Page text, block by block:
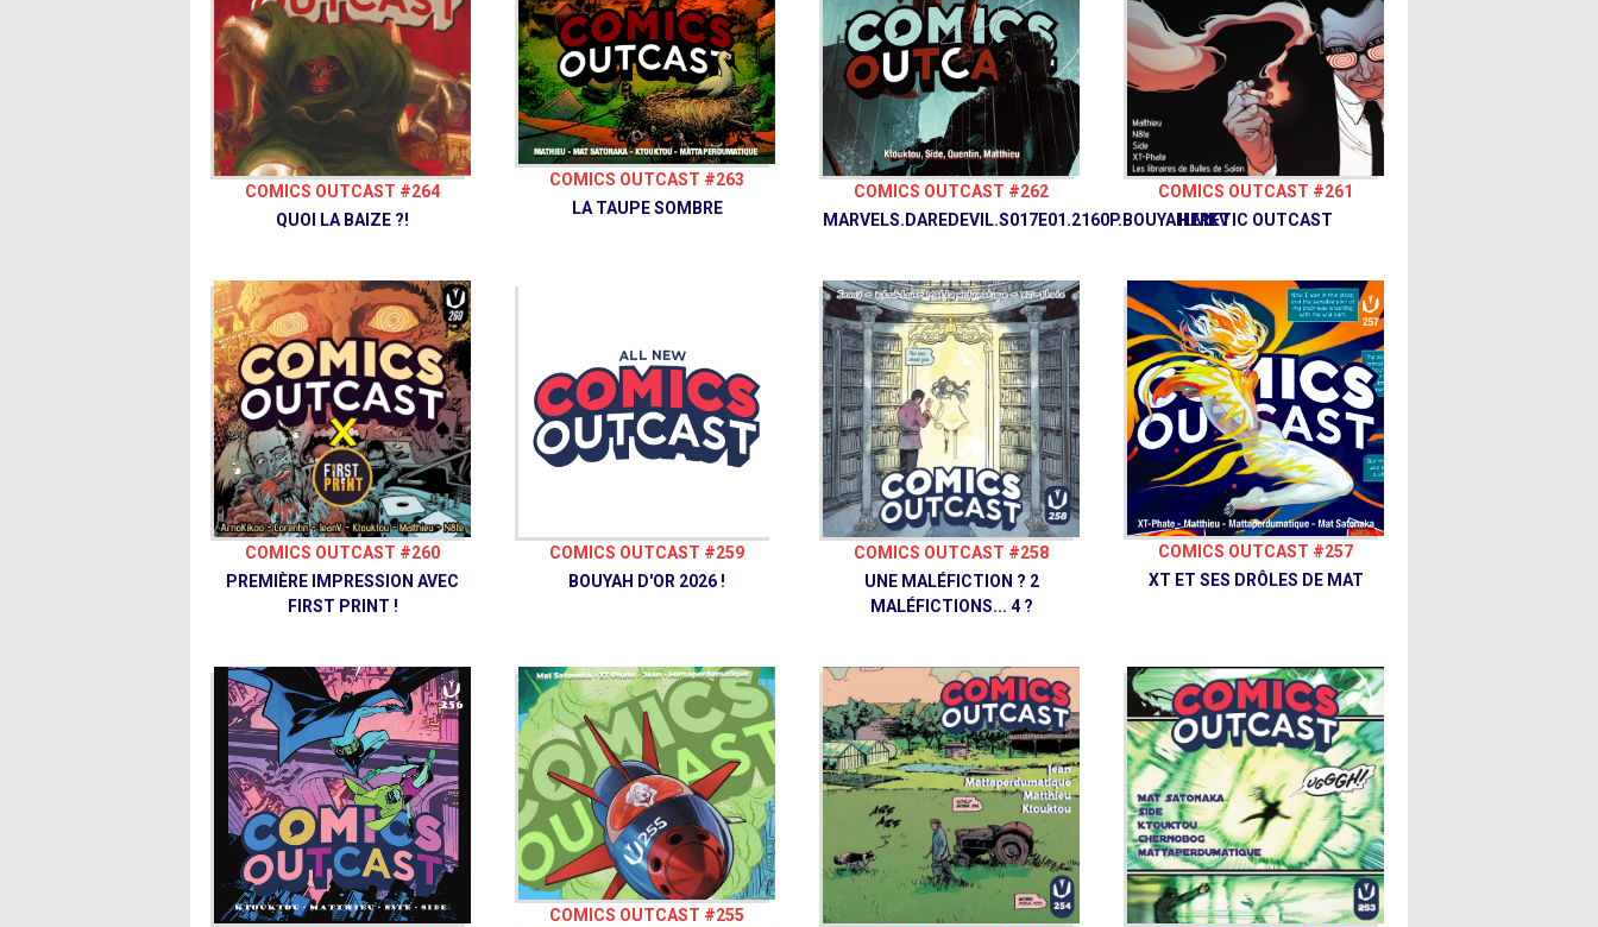
FacebookBouyah Comics Club
comicsoutcast.com
Vaisseau Hyper Sensas © 2021
COMICS OUTCAST #264
QUOI LA BAIZE ?!
COMICS OUTCAST #263
LA TAUPE SOMBRE
COMICS OUTCAST #262
MARVELS.DAREDEVIL.S017E01.2160P.BOUYAH.MKV
COMICS OUTCAST #261
HERETIC OUTCAST
COMICS OUTCAST #260
PREMIÈRE IMPRESSION AVEC
FIRST PRINT !
COMICS OUTCAST #259
BOUYAH D'OR 2026 !
COMICS OUTCAST #258
UNE MALÉFICTION ? 2
MALÉFICTIONS... 4 ?
COMICS OUTCAST #257
XT ET SES DRÔLES DE MAT
COMICS OUTCAST #255